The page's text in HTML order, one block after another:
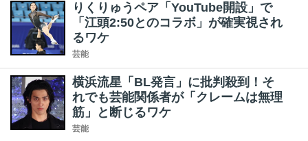
りくりゅうペア「YouTube開設」で
「江頭2:50とのコラボ」が確実視され
るワケ
芸能
横浜流星「BL発言」に批判殺到！そ
れでも芸能関係者が「クレームは無理
筋」と断じるワケ
芸能